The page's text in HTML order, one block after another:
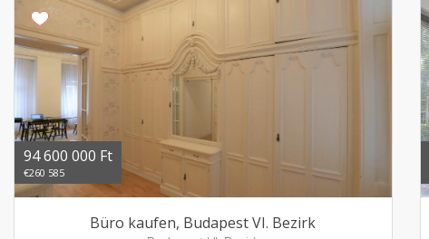
94 600 000 Ft
€260 585
Büro kaufen, Budapest VI. Bezirk